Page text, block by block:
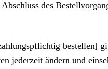
des
bestellen]
jederzeit ändern und